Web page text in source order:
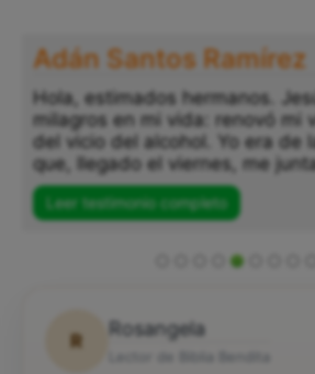
Adán Santos Ramírez
Hola, estimados hermanos.
milagros en mi vida: renovó mi
del vicio del alcohol. Yo era de
que, llegado el viernes, me
Leer testimonio completo
R
Rosangela